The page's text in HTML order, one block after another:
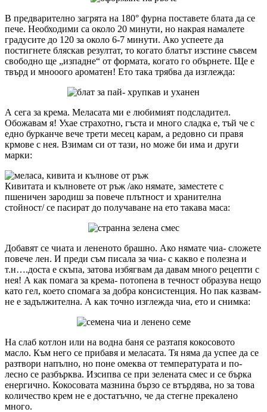
В предварително загрята на 180° фурна поставете блата да се
пече. Необходими са около 20 минути, но накрая намалете
градусите до 120 за около 6-7 минути. Ако успеете да
постигнете бляскав резултат, то когато блатът изстине съвсем
свободно ще „изпадне“ от формата, когато го обърнете. Ще е
твърд и мнооого ароматен! Ето така трябва да изглежда:
А сега за крема. Меласата ми е любимият подсладител.
Обожавам я! Ухае страхотно, гъста и много сладка е, тъй че с
едно бурканче вече трети месец карам, а редовно си правя
крмове с нея. Взимам си от тази, но може би има и други
марки:
Кивитата и кълновете от ръж /ако нямате, заместете с
пшеничен зародиш за повече плътност и хранителна
стойност/ се пасират до получаване на ето такава маса:
Добавят се чиата и лененото брашно. Ако нямате чиа- сложете
повече лен. И преди съм писала за чиа- с какво е полезна и
т.н….доста е скъпа, затова избягвам да давам много рецепти с
нея! А как помага за крема- потопена в течност образува нещо
като гел, което спомага за добра консистенция. Но пак казвам-
не е задължителна. А как точно изглежда чиа, ето и снимка:
На слаб котлон или на водна баня се разтапя кокосовото
масло. Към него се прибавя и меласата. Тя няма да успее да се
разтвори напълно, но поне омеква от температурата и по-
лесно се разбърква. Изсипва се при зелената смес и се бърка
енергично. Кокосовата мазнина бързо се втърдява, но за това
количество крем не е достатъчно, че да стегне прекалено
много.